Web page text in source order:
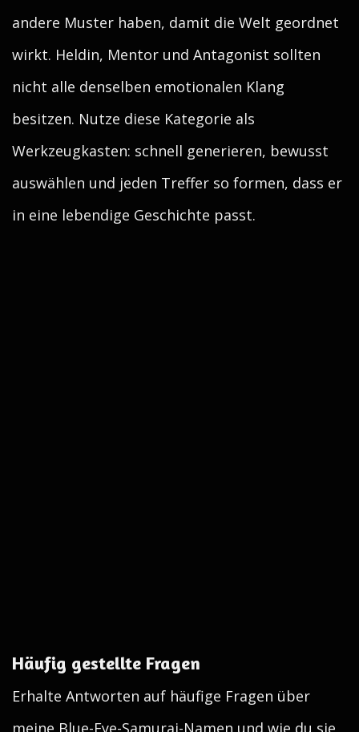
andere Muster haben, damit die Welt geordnet
wirkt. Heldin, Mentor und Antagonist sollten
nicht alle denselben emotionalen Klang
besitzen. Nutze diese Kategorie als
Werkzeugkasten: schnell generieren, bewusst
auswählen und jeden Treffer so formen, dass er
in eine lebendige Geschichte passt.
Häufig gestellte Fragen
Erhalte Antworten auf häufige Fragen über
meine Blue-Eye-Samurai-Namen und wie du sie